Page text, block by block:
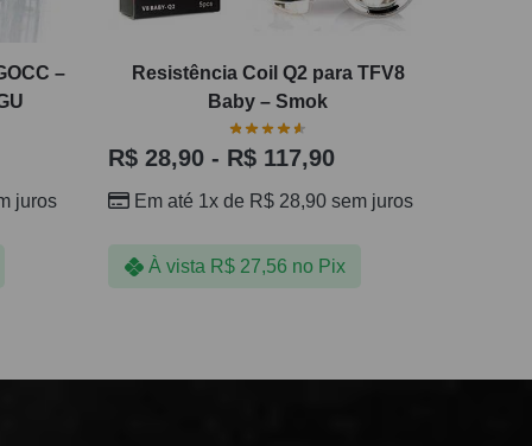
–
juros
Resistência Coil Q2 para TFV8
Baby – Smok
R$28,90 - R$117,90
Em até 1x de R$28,90sem juros
À vista R$27,56 no Pix